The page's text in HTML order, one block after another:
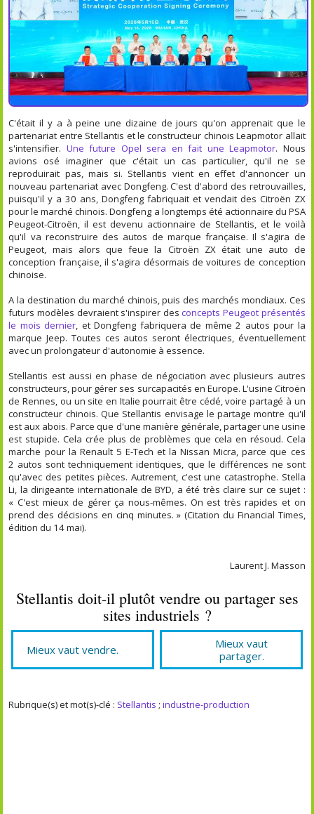
C'était il y a à peine une dizaine de jours qu'on apprenait que le
partenariat entre Stellantis et le constructeur chinois Leapmotor allait
s'intensifier. Une future Opel sera en fait une Leapmotor. Nous
avions osé imaginer que c'était un cas particulier, qu'il ne se
reproduirait pas, mais si. Stellantis vient en effet d'annoncer un
nouveau partenariat avec Dongfeng. C'est d'abord des retrouvailles,
puisqu'il y a 30 ans, Dongfeng fabriquait et vendait des Citroën ZX
pour le marché chinois. Dongfeng a longtemps été actionnaire du PSA
Peugeot-Citroën, il est devenu actionnaire de Stellantis, et le voilà
qu'il va reconstruire des autos de marque française. Il s'agira de
Peugeot, mais alors que feue la Citroën ZX était une auto de
conception française, il s'agira désormais de voitures de conception
chinoise.
A la destination du marché chinois, puis des marchés mondiaux. Ces
futurs modèles devraient s'inspirer desconcepts Peugeot présentés
le mois dernier, et Dongfeng fabriquera de même 2 autos pour la
marque Jeep. Toutes ces autos seront électriques, éventuellement
avec un prolongateur d'autonomie à essence.
Stellantis est aussi en phase de négociation avec plusieurs autres
constructeurs, pour gérer ses surcapacités en Europe. L'usine Citroën
de Rennes, ou un site en Italie pourrait être cédé, voire partagé à un
constructeur chinois. Que Stellantis envisage le partage montre qu'il
est aux abois. Parce que d'une manière générale, partager une usine
est stupide. Cela crée plus de problèmes que cela en résoud. Cela
marche pour la Renault 5 E-Tech et la Nissan Micra, parce que ces
2 autos sont techniquement identiques, que le différences ne sont
qu'avec des petites pièces. Autrement, c'est une catastrophe. Stella
Li, la dirigeante internationale de BYD, a été très claire sur ce sujet :
« C'est mieux de gérer ça nous-mêmes. On est très rapides et on
prend des décisions en cinq minutes. » (Citation du Financial Times,
édition du 14 mai).
Laurent J. Masson
Stellantis doit-il plutôt vendre ou partager ses
sites industriels ?
Mieux vaut vendre.
Mieux vaut
partager.
Rubrique(s) et mot(s)-clé : Stellantis ;industrie-production